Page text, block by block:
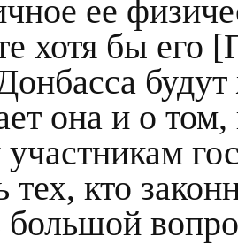
ее
хотя бы его
она и о том,
тех, кто
большой